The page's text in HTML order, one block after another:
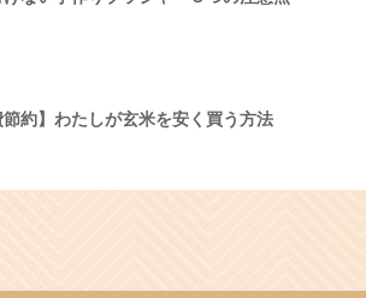
節約】わたしが玄米を安く買う方法